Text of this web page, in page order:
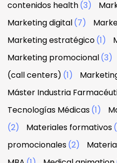
contenidos health(3)
Marketing digital(7)
Marketing estratégico(1)
Marketing promocional(3)
(call centers) (1)
Máster Industria
Tecnologías Médicas(1)
(2)
Materiales formativos
promocionales(2)